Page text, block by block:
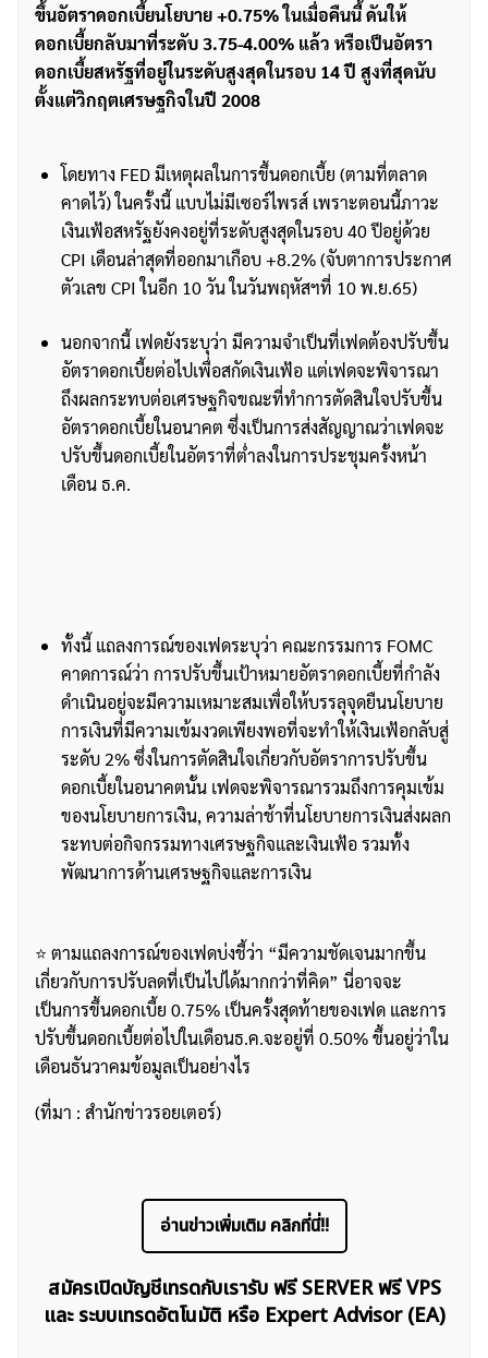
ขึ้นอัตราดอกเบี้ยนโยบาย +0.75% ในเมื่อคืนนี้ ดันให้
ดอกเบี้ยกลับมาที่ระดับ 3.75-4.00% แล้ว หรือเป็นอัตรา
ดอกเบี้ยสหรัฐที่อยู่ในระดับสูงสุดในรอบ 14 ปี สูงที่สุดนับ
ตั้งแต่วิกฤตเศรษฐกิจในปี 2008
โดยทาง FED มีเหตุผลในการขึ้นดอกเบี้ย (ตามที่ตลาด
คาดไว้) ในครั้งนี้ แบบไม่มีเซอร์ไพรส์ เพราะตอนนี้ภาวะ
เงินเฟ้อสหรัฐยังคงอยู่ที่ระดับสูงสุดในรอบ 40 ปีอยู่ด้วย
CPI เดือนล่าสุดที่ออกมาเกือบ +8.2% (จับตาการประกาศ
ตัวเลข CPI ในอีก 10 วัน ในวันพฤหัสฯที่ 10 พ.ย.65)
นอกจากนี้ เฟดยังระบุว่า มีความจำเป็นที่เฟดต้องปรับขึ้น
อัตราดอกเบี้ยต่อไปเพื่อสกัดเงินเฟ้อ แต่เฟดจะพิจารณา
ถึงผลกระทบต่อเศรษฐกิจขณะที่ทำการตัดสินใจปรับขึ้น
อัตราดอกเบี้ยในอนาคต ซึ่งเป็นการส่งสัญญาณว่าเฟดจะ
ปรับขึ้นดอกเบี้ยในอัตราที่ต่ำลงในการประชุมครั้งหน้า
เดือน ธ.ค.
ทั้งนี้ แถลงการณ์ของเฟดระบุว่า คณะกรรมการ FOMC
คาดการณ์ว่า การปรับขึ้นเป้าหมายอัตราดอกเบี้ยที่กำลัง
ดำเนินอยู่จะมีความเหมาะสมเพื่อให้บรรลุจุดยืนนโยบาย
การเงินที่มีความเข้มงวดเพียงพอที่จะทำให้เงินเฟ้อกลับสู่
ระดับ 2% ซึ่งในการตัดสินใจเกี่ยวกับอัตราการปรับขึ้น
ดอกเบี้ยในอนาคตนั้น เฟดจะพิจารณารวมถึงการคุมเข้ม
ของนโยบายการเงิน, ความล่าช้าที่นโยบายการเงินส่งผลก
ระทบต่อกิจกรรมทางเศรษฐกิจและเงินเฟ้อ รวมทั้ง
พัฒนาการด้านเศรษฐกิจและการเงิน
⭐️ ตามแถลงการณ์ของเฟดบ่งชี้ว่า “มีความชัดเจนมากขึ้น
เกี่ยวกับการปรับลดที่เป็นไปได้มากกว่าที่คิด” นี่อาจจะ
เป็นการขึ้นดอกเบี้ย 0.75% เป็นครั้งสุดท้ายของเฟด และการ
ปรับขึ้นดอกเบี้ยต่อไปในเดือนธ.ค.จะอยู่ที่ 0.50% ขึ้นอยู่ว่าใน
เดือนธันวาคมข้อมูลเป็นอย่างไร
(ที่มา : สำนักข่าวรอยเตอร์)
อ่านข่าวเพิ่มเติม คลิกที่นี่!!
สมัครเปิดบัญชีเทรดกับเรารับ ฟรี SERVER ฟรี VPS
และ ระบบเทรดอัตโนมัติ หรือ Expert Advisor (EA)